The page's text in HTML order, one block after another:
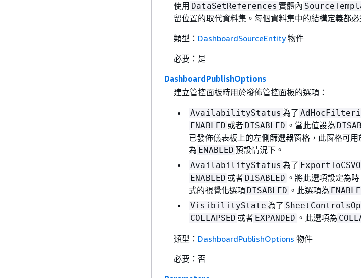
使用 DataSetReferences 實體內
留位置的取代資料集。每個資料集中的結構定義都
類型： DashboardSourceEntity物件
必要：是
DashboardPublishOptions
建立管控面板時用於發佈管控面板的選項：
AvailabilityStatus 為了
ENABLED 或者 DISABLED 。當此值設為
已發佈儀表板上的左側篩選器窗格，此窗格可
為 ENABLED 預設情況下。
AvailabilityStatus 為了
ENABLED 或者 DISABLED 。將此選項設定為
式的視覺化選項 DISABLED 。此選項為
VisibilityState 為了
COLLAPSED 或者 EXPANDED 。此選項為
類型： DashboardPublishOptions 物件
必要：否